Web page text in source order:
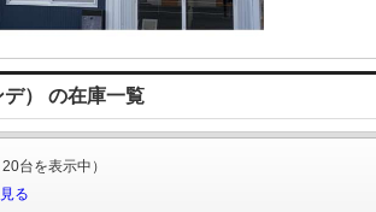
） の在庫一覧
台を表示中）
る